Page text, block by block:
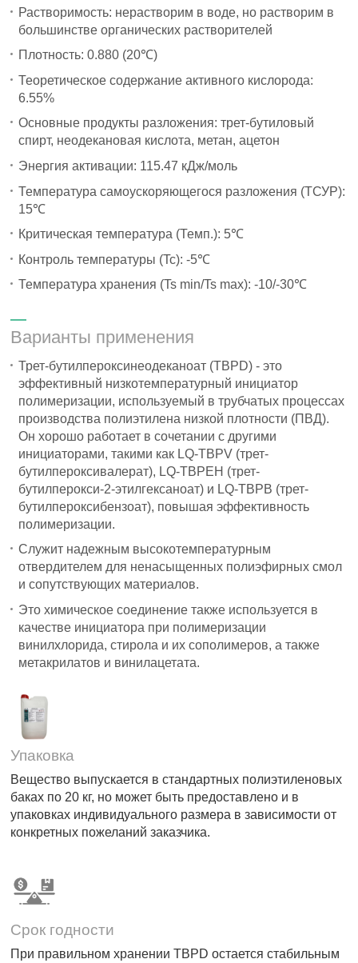
Растворимость: нерастворим в воде, но растворим в
большинстве органических растворителей
Плотность: 0.880 (20℃)
Теоретическое содержание активного кислорода:
6.55%
Основные продукты разложения: трет-бутиловый
спирт, неодекановая кислота, метан, ацетон
Энергия активации: 115.47 кДж/моль
Температура самоускоряющегося разложения (ТСУР):
15℃
Критическая температура (Темп.): 5℃
Контроль температуры (Tc): -5℃
Температура хранения (Ts min/Ts max): -10/-30℃
Варианты применения
Трет-бутилпероксинеодеканоат (TBPD) - это
эффективный низкотемпературный инициатор
полимеризации, используемый в трубчатых процессах
производства полиэтилена низкой плотности (ПВД).
Он хорошо работает в сочетании с другими
инициаторами, такими как LQ-TBPV (трет-
бутилпероксивалерат), LQ-TBPEH (трет-
бутилперокси-2-этилгексаноат) и LQ-TBPB (трет-
бутилпероксибензоат), повышая эффективность
полимеризации.
Служит надежным высокотемпературным
отвердителем для ненасыщенных полиэфирных смол
и сопутствующих материалов.
Это химическое соединение также используется в
качестве инициатора при полимеризации
винилхлорида, стирола и их сополимеров, а также
метакрилатов и винилацетата.
Упаковка
Вещество выпускается в стандартных полиэтиленовых
баках по 20 кг, но может быть предоставлено и в
упаковках индивидуального размера в зависимости от
конкретных пожеланий заказчика.
Срок годности
При правильном хранении TBPD остается стабильным